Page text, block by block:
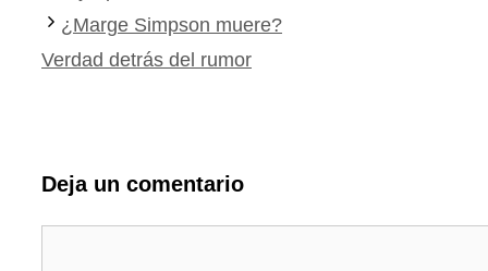
¿Marge Simpson muere?
Verdad detrás del rumor
Deja un comentario